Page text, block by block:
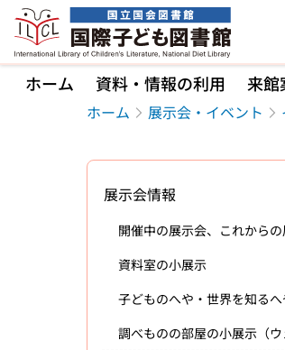
本文へ移動
ホーム 資料・情報の利用 来館
ホーム 展示会・イベント
展示会情報
開催中の展示会、これから
資料室の小展示
子どものへや・世界を知る
調べものの部屋の小展示（ウ